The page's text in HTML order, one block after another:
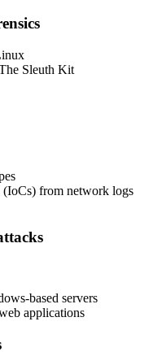
Sleuth Kit
from network logs
based servers
applications